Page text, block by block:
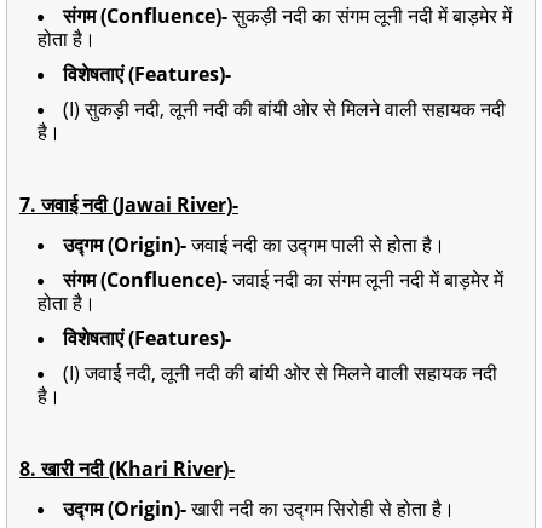
संगम (Confluence)-सुकड़ी नदी का संगम लूनी नदी में बाड़मेर में
होता है।
विशेषताएं (Features)-
(I) सुकड़ी नदी, लूनी नदी की बांयी ओर से मिलने वाली सहायक नदी
है।
7.जवाई नदी (Jawai River)-
उद्गम (Origin)-जवाई नदी का उद्गम पाली से होता है।
संगम (Confluence)-जवाई नदी का संगम लूनी नदी में बाड़मेर में
होता है।
विशेषताएं (Features)-
(I) जवाई नदी, लूनी नदी की बांयी ओर से मिलने वाली सहायक नदी
है।
8.खारी नदी (Khari River)-
उद्गम (Origin)-खारी नदी का उद्गम सिरोही से होता है।